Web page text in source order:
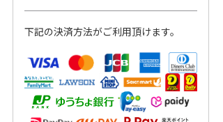
下記の決済方法がご利用頂けます。